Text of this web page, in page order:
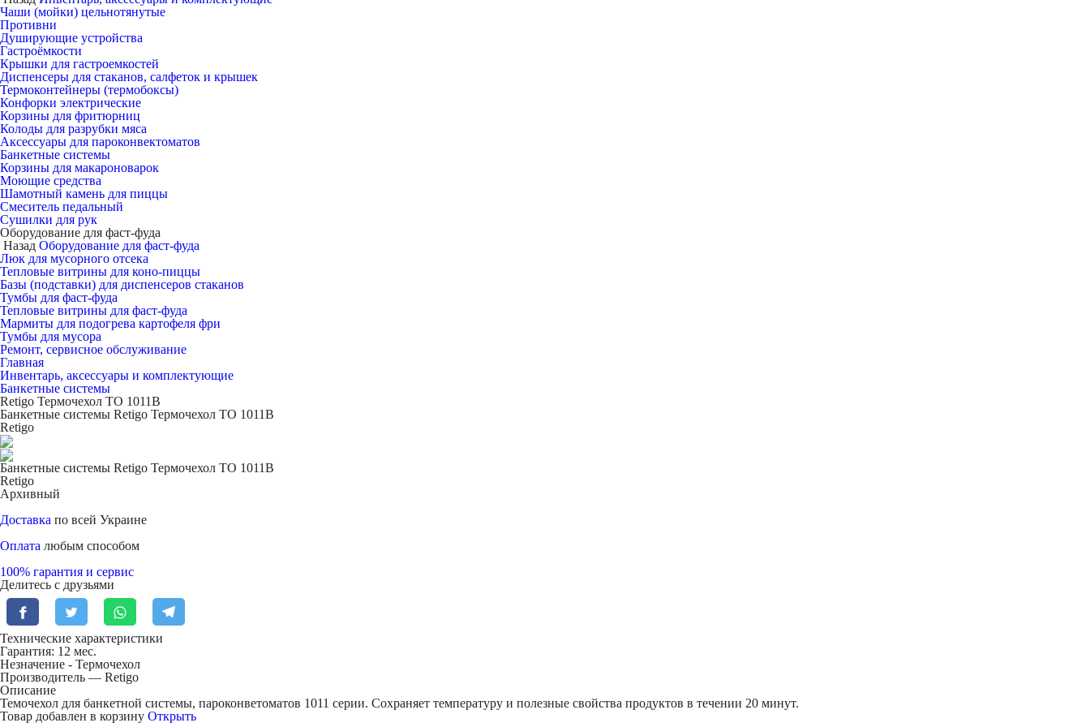
Чаши (мойки) цельнотянутые
Противни
Душирующие устройства
Гастроёмкости
Крышки для гастроемкостей
Диспенсеры для стаканов, салфеток и крышек
Термоконтейнеры (термобоксы)
Конфорки электрические
Корзины для фритюрниц
Колоды для разрубки мяса
Аксессуары для пароконвектоматов
Банкетные системы
Корзины для макароноварок
Моющие средства
Шамотный камень для пиццы
Смеситель педальный
Сушилки для рук
Оборудование для фаст-фуда
Назад Оборудование для фаст-фуда
Люк для мусорного отсека
Тепловые витрины для коно-пиццы
Базы (подставки) для диспенсеров стаканов
Тумбы для фаст-фуда
Тепловые витрины для фаст-фуда
Мармиты для подогрева картофеля фри
Тумбы для мусора
Ремонт, сервисное обслуживание
Главная
Инвентарь, аксессуары и комплектующие
Банкетные системы
Retigo Термочехол ТО 1011В
Банкетные системы Retigo Термочехол ТО 1011В
Retigo
Банкетные системы Retigo Термочехол ТО 1011В
Retigo
Архивный
Доставка по всей Украине
Оплата любым способом
100% гарантия и сервис
Делитесь с друзьями
Технические характеристики
Гарантия: 12 мес.
Незначение - Термочехол
Производитель — Retigo
Описание
Темочехол для банкетной системы, пароконветоматов 1011 серии. Сохраняет температуру и полезные свойства продуктов в течении 20 минут.
Товар добавлен в корзину Открыть